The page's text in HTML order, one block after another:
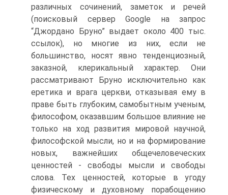
различных сочинений, заметок и речей
(поисковый сервер Google на запрос
“Джордано Бруно” выдает около 400 тыс.
ссылок), но многие из них, если не
большинство, носят явно тенденциозный,
заказной, клерикальный характер. Они
рассматривают Бруно исключительно как
еретика и врага церкви, отказывая ему в
праве быть глубоким, самобытным ученым,
философом, оказавшим большое влияние не
только на ход развития мировой научной,
философской мысли, но и на формирование
новых, важнейших общечеловеческих
ценностей - свободы мысли и свободы
слова. Тех ценностей, которые в угоду
физическому и духовному порабощению